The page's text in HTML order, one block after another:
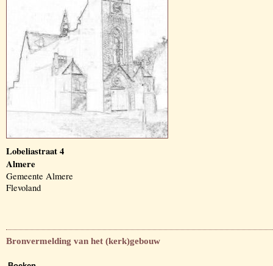
Lobeliastraat 4
Almere
Gemeente Almere
Flevoland
Bronvermelding van het (kerk)gebouw